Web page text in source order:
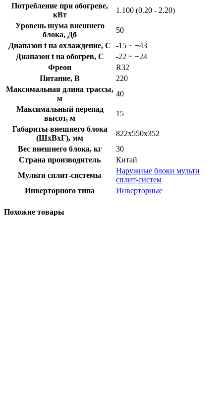
Потребление при обогреве,
кВт
1.100 (0.20 - 2.20)
Уровень шума внешнего
блока, Дб
50
Диапазон t на охлаждение, C
-15 ~ +43
Диапазон t на обогрев, C
-22 ~ +24
Фреон
R32
Питание, В
220
Максимальная длина трассы,
м
40
Максимальный перепад
высот, м
15
Габариты внешнего блока
(ШхВхГ), мм
822x550x352
Вес внешнего блока, кг
30
Страна производитель
Китай
Мульти сплит-системы
Наружные блоки мульти
сплит-систем
Инверторного типа
Инверторные
Похожие товары